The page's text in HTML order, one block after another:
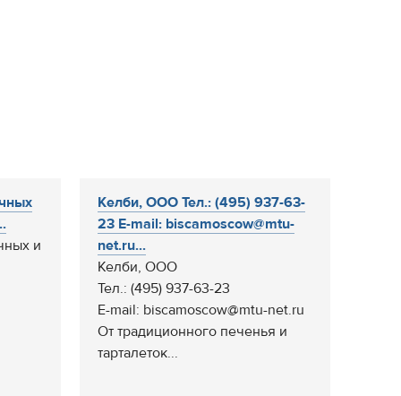
и
Келби, ООО Тел.: (495) 937-63-
23 E-mail: biscamoscow@mtu-
net.ru...
Келби, ООО
Тел.: (495) 937-63-23
E-mail: biscamoscow@mtu-net.ru
От традиционного печенья и
тарталеток...